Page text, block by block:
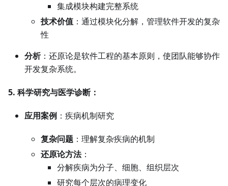
集成模块构建完整系统
技术价值 ：通过模块化分解，管理软件开发的复杂
性
分析：还原论是软件工程的基本原则，使团队能够协作
开发复杂系统。
5. 科学研究与医学诊断：
应用案例 ：疾病机制研究
复杂问题 ：理解复杂疾病的机制
还原论方法：
分解疾病为分子、细胞、组织层次
研究每个层次的病理变化